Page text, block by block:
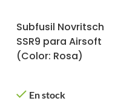
Subfusil Novritsch
SSR9 para Airsoft
(Color: Rosa)
En stock